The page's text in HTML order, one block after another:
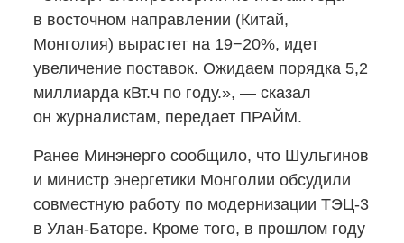
в восточном направлении (Китай,
Монголия) вырастет на 19−20%, идет
увеличение поставок. Ожидаем порядка 5,2
миллиарда кВт.ч по году.», — сказал
он журналистам, передает ПРАЙМ.
Ранее Минэнерго сообщило, что Шульгинов
и министр энергетики Монголии обсудили
совместную работу по модернизации ТЭЦ-3
в Улан-Баторе. Кроме того, в прошлом году